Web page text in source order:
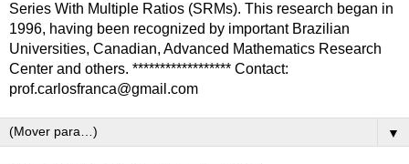
Series With Multiple Ratios (SRMs). This research began in
1996, having been recognized by important Brazilian
Universities, Canadian, Advanced Mathematics Research
Center and others. ****************** Contact:
prof.carlosfranca@gmail.com
▼